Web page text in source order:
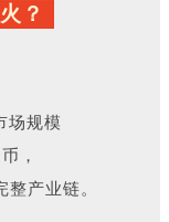
？
场规模
，
产业链。